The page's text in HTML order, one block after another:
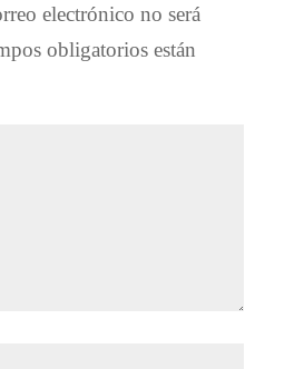
electrónico no será
obligatorios están